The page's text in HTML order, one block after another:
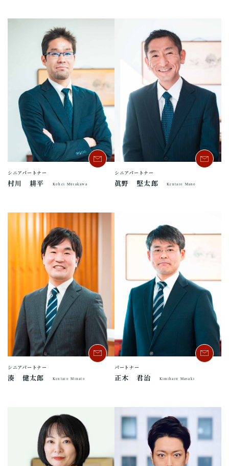
シニアパートナー
村川 耕平 Kohei Murakawa
シニアパートナー
眞野 堅太郎 Kentaro Mano
シニアパートナー
湊 健太郎 Kentaro Minato
パートナー
正木 君治 Kimiharu Masaki